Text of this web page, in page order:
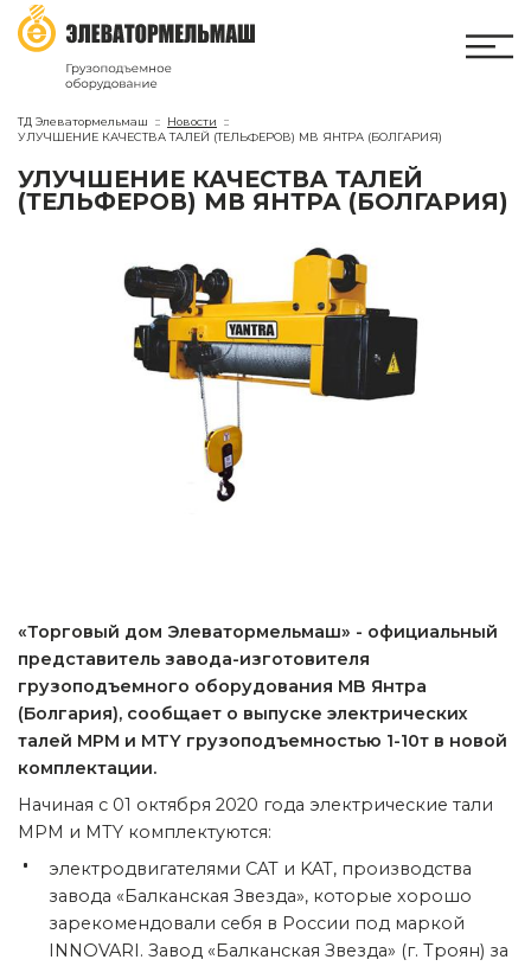
ТД Элеватормельмаш
Новости
УЛУЧШЕНИЕ КАЧЕСТВА ТАЛЕЙ (ТЕЛЬФЕРОВ) МВ ЯНТРА (БОЛГАРИЯ)
УЛУЧШЕНИЕ КАЧЕСТВА ТАЛЕЙ
(ТЕЛЬФЕРОВ) МВ ЯНТРА (БОЛГАРИЯ)
«Торговый дом Элеватормельмаш» - официальный
представитель завода-изготовителя
грузоподъемного оборудования МВ Янтра
(Болгария), сообщает о выпуске электрических
талей МРМ и MTY грузоподъемностью 1-10т в новой
комплектации.
Начиная с 01 октября 2020 года электрические тали
МРМ и MTY комплектуются:
электродвигателями CAT и KAT, производства
завода «Балканская Звезда», которые хорошо
зарекомендовали себя в России под маркой
INNOVARI. Завод «Балканская Звезда» (г. Троян) за